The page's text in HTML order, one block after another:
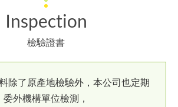
Inspection
檢驗證書
除了原產地檢驗外，本公司也定期
委外機構單位檢測，